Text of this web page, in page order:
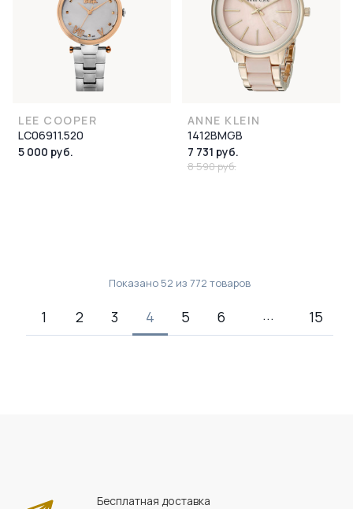
LEE COOPER
LC06911.520
5 000 руб.
ANNE KLEIN
1412BMGB
7 731 руб.
8 590 руб.
Показано 52 из772 товаров
1 2 3 4 5 6 15
Бесплатная доставка